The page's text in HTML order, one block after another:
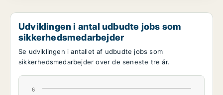
Udviklingen i antal udbudte jobs som
sikkerhedsmedarbejder
Se udviklingen i antallet af udbudte jobs som
sikkerhedsmedarbejder over de seneste tre år.
6